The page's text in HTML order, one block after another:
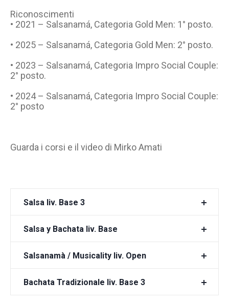
Riconoscimenti
• 2021 – Salsanamá, Categoria Gold Men: 1° posto.
• 2025 – Salsanamá, Categoria Gold Men: 2° posto.
• 2023 – Salsanamá, Categoria Impro Social Couple:
2° posto.
• 2024 – Salsanamá, Categoria Impro Social Couple:
2° posto
Guarda i corsi e il video di Mirko Amati
Salsa liv. Base 3
Salsa y Bachata liv. Base
Salsanamà / Musicality liv. Open
Bachata Tradizionale liv. Base 3